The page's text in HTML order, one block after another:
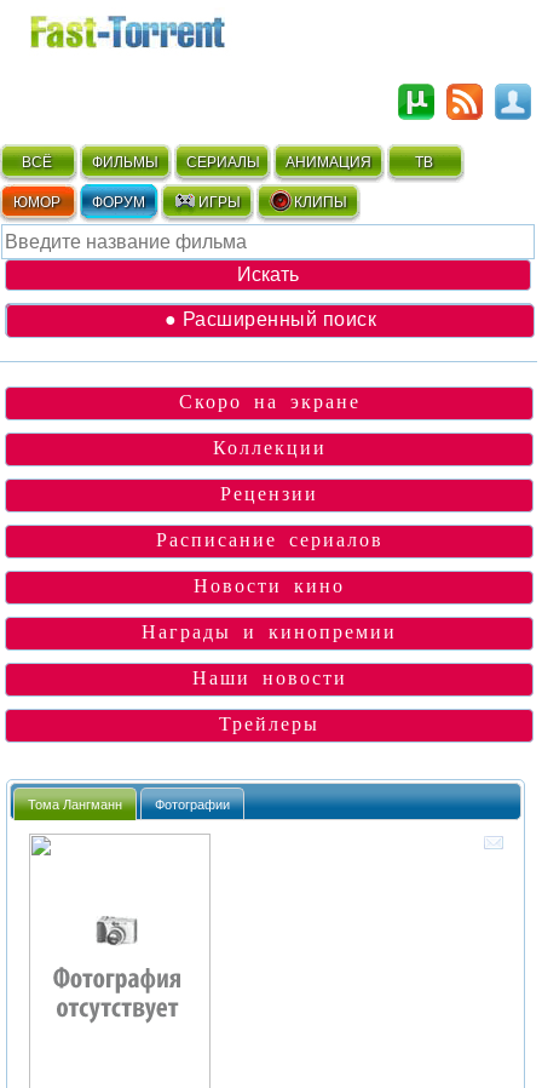
ВСЁ ФИЛЬМЫ СЕРИАЛЫ АНИМАЦИЯ ТВ
ЮМОР ФОРУМ ИГРЫ КЛИПЫ
● Расширенный поиск
Скоро на экране
Коллекции
Рецензии
Расписание сериалов
Новости кино
Награды и кинопремии
Наши новости
Трейлеры
Тома Лангманн Фотографии